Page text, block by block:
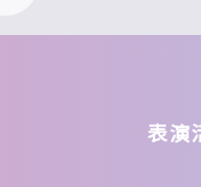
表演